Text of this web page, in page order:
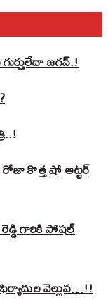
జగన్.!
రోజా కొత్త షో అట్టర్
రెడ్డి గారికి సోషల్‌
వెల్లువ…!!